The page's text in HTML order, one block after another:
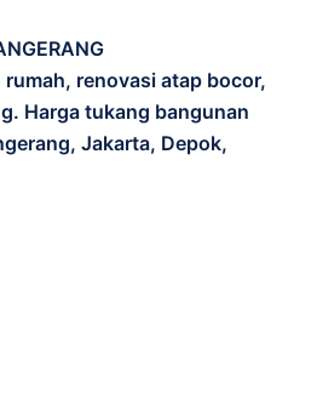
renovasi atap bocor,
Harga tukang bangunan
Jakarta, Depok,